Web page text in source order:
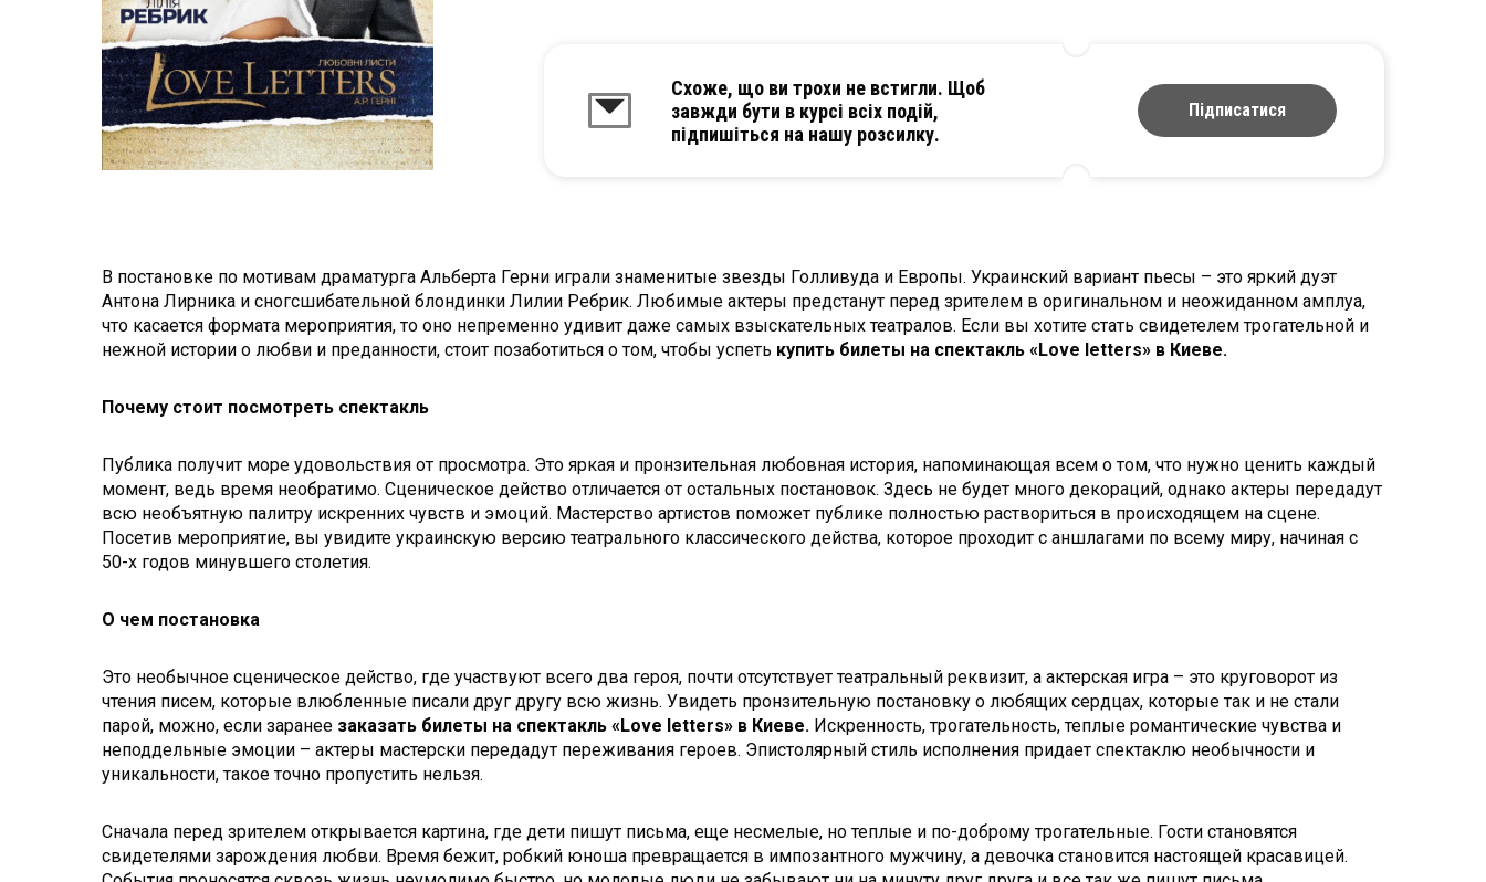
Схоже, що ви трохи не встигли. Щоб
завжди бути в курсі всіх подій,
підпишіться на нашу розсилку.
Підписатися
В постановке по мотивам драматурга Альберта Герни играли знаменитые звезды Голливуда и Европы. Украинский вариант пьесы – это яркий дуэт
Антона Лирника и сногсшибательной блондинки Лилии Ребрик. Любимые актеры предстанут перед зрителем в оригинальном и неожиданном амплуа,
что касается формата мероприятия, то оно непременно удивит даже самых взыскательных театралов. Если вы хотите стать свидетелем трогательной и
нежной истории о любви и преданности, стоит позаботиться о том, чтобы успеть купить билеты на спектакль «Love letters» в Киеве.
Почему стоит посмотреть спектакль
Публика получит море удовольствия от просмотра. Это яркая и пронзительная любовная история, напоминающая всем о том, что нужно ценить каждый
момент, ведь время необратимо. Сценическое действо отличается от остальных постановок. Здесь не будет много декораций, однако актеры передадут
всю необъятную палитру искренних чувств и эмоций. Мастерство артистов поможет публике полностью раствориться в происходящем на сцене.
Посетив мероприятие, вы увидите украинскую версию театрального классического действа, которое проходит с аншлагами по всему миру, начиная с
50-х годов минувшего столетия.
О чем постановка
Это необычное сценическое действо, где участвуют всего два героя, почти отсутствует театральный реквизит, а актерская игра – это круговорот из
чтения писем, которые влюбленные писали друг другу всю жизнь. Увидеть пронзительную постановку о любящих сердцах, которые так и не стали
парой, можно, если заранее заказать билеты на спектакль «Love letters» в Киеве. Искренность, трогательность, теплые романтические чувства и
неподдельные эмоции – актеры мастерски передадут переживания героев. Эпистолярный стиль исполнения придает спектаклю необычности и
уникальности, такое точно пропустить нельзя.
Сначала перед зрителем открывается картина, где дети пишут письма, еще несмелые, но теплые и по-доброму трогательные. Гости становятся
свидетелями зарождения любви. Время бежит, робкий юноша превращается в импозантного мужчину, а девочка становится настоящей красавицей.